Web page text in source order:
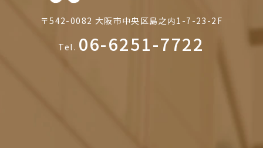
〒542-0082 大阪市中央区島之内1-7-23-2F
Tel. 06-6251-7722